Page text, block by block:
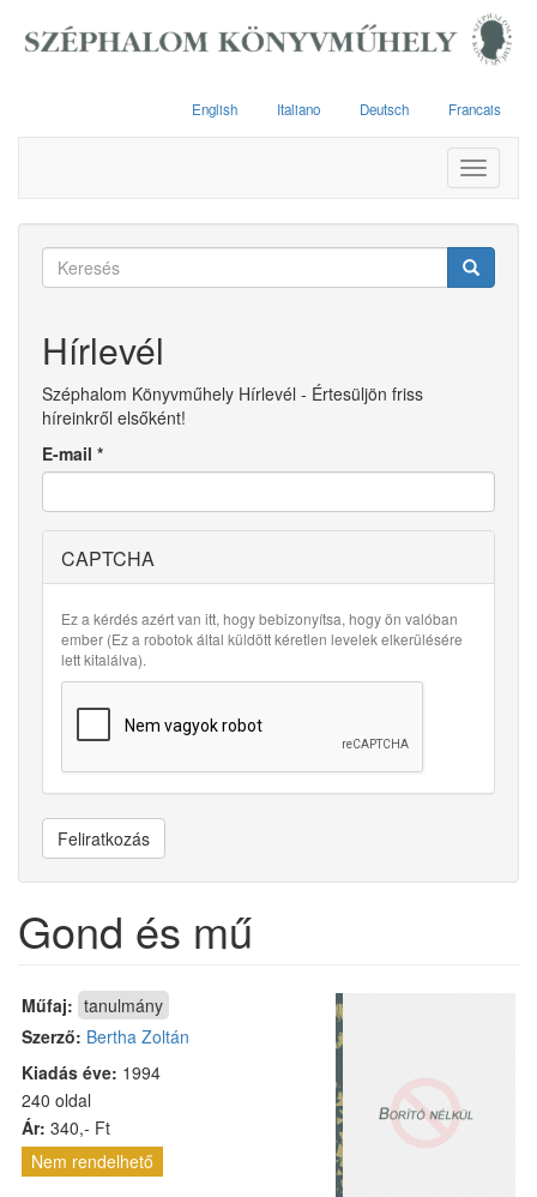
English Italiano Deutsch Francais
Toggle
Keresés
Hírlevél
Széphalom Könyvműhely Hírlevél - Értesüljön friss
híreinkről elsőként!
E-mail *
CAPTCHA
Ez a kérdés azért van itt, hogy bebizonyítsa, hogy ön valóban
ember (Ez a robotok által küldött kéretlen levelek elkerülésére
lett kitalálva).
Feliratkozás
Gond és mű
Műfaj: tanulmány
Szerző: Bertha Zoltán
Kiadás éve: 1994
240 oldal
Ár: 340,- Ft
Nem rendelhető